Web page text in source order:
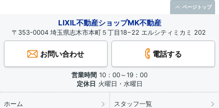
LIXIL不動産ショップMK不動産
〒353-0004 埼玉県志木市本町５丁目18−22 エルシティミカミ 202
お問い合わせ 電話する
営業時間 10：00～19：00
定休日 火曜日・水曜日
ホーム スタッフ一覧
ページトップ